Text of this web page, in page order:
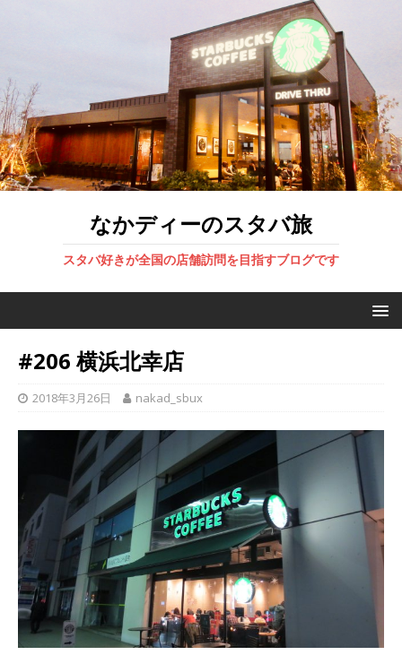
なかディーのスタバ旅
スタバ好きが全国の店舗訪問を目指すブログです
#206 横浜北幸店
2018年3月26日 nakad_sbux